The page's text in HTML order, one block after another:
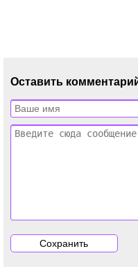
Оставить